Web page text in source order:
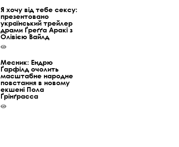
Я хочу від тебе сексу:
презентовано
український трейлер
драми Ґреґґа Аракі з
Олівією Вайлд
Месник: Ендрю
Ґарфілд очолить
масштабне народне
повстання в новому
екшені Пола
Ґрінґрасса